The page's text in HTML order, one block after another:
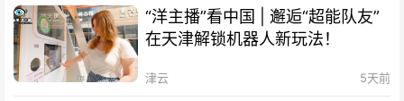
“洋主播”看中国 | 邂逅“超能队友”
在天津解锁机器人新玩法！
津云 5天前